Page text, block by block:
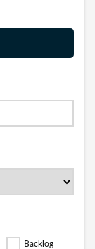
Backlog